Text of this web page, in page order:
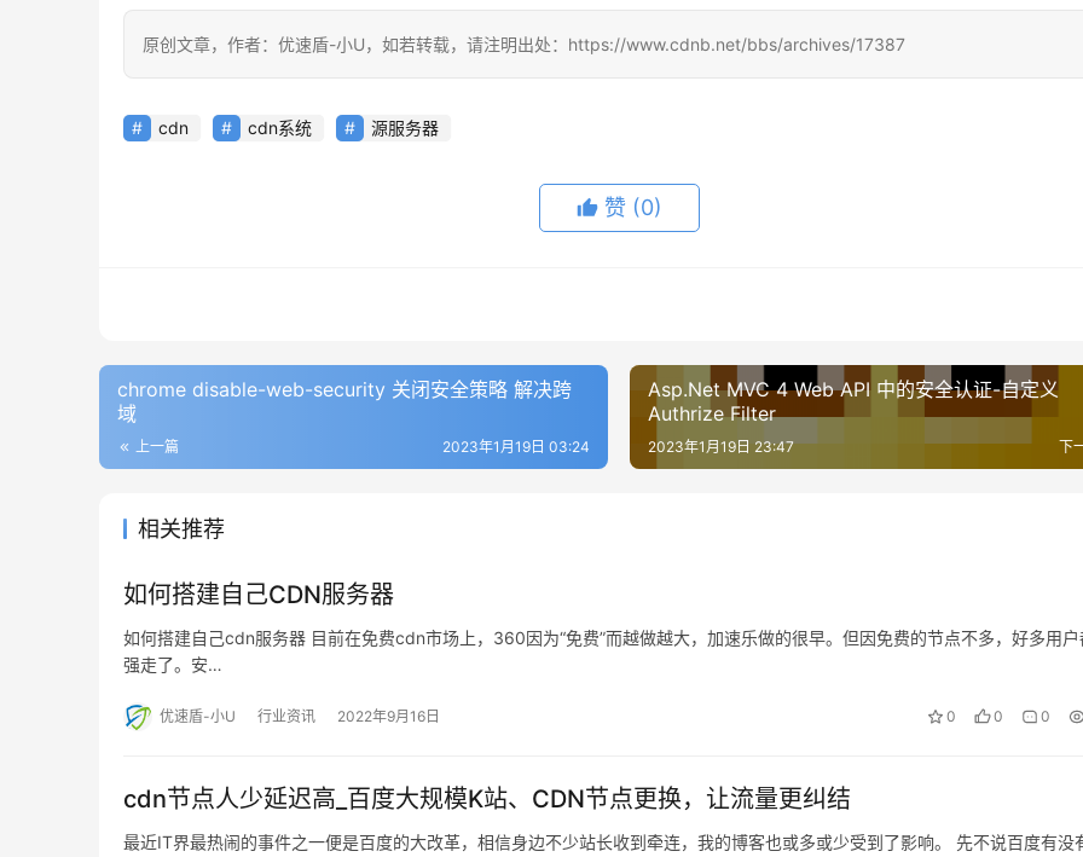
原创文章，作者：优速盾-小U，如若转载，请注明出处：https://www.cdnb.net/bbs/archives/17387
cdn cdn系统 源服务器
赞 (0)
chrome disable-web-security 关闭安全策略 解决跨
域
上一篇 2023年1月19日 03:24
Asp.Net MVC 4 Web API 中的安全认证-自定义
Authrize Filter
下
2023年1月19日 23:47
相关推荐
如何搭建自己CDN服务器
如何搭建自己cdn服务器 目前在免费cdn市场上，360因为“免费”而越做越大，加速乐做的很早。但因免费的节点不多，好多用户
强走了。安…
优速盾-小U 行业资讯 2022年9月16日 0 0 0
cdn节点人少延迟高_百度大规模K站、CDN节点更换，让流量更纠结
最近IT界最热闹的事件之一便是百度的大改革，相信身边不少站长收到牵连，我的博客也或多或少受到了影响。 先不说百度有没